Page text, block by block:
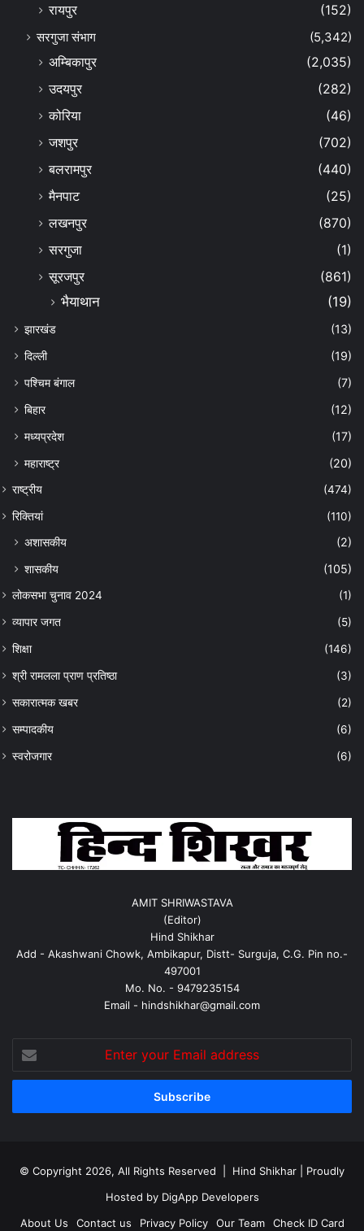
रायपुर
(152)
सरगुजा संभाग
(5,342)
अम्बिकापुर
(2,035)
उदयपुर
(282)
कोरिया
(46)
जशपुर
(702)
बलरामपुर
(440)
मैनपाट
(25)
लखनपुर
(870)
सरगुजा
(1)
सूरजपुर
(861)
भैयाथान (19)
झारखंड
(13)
दिल्ली
(19)
पश्चिम बंगाल
(7)
बिहार
(12)
मध्यप्रदेश
(17)
महाराष्ट्र
(20)
राष्ट्रीय (474)
रिक्तियां (110)
अशासकीय
(2)
शासकीय
(105)
लोकसभा चुनाव 2024 (1)
व्यापार जगत (5)
शिक्षा (146)
श्री रामलला प्राण प्रतिष्ठा (3)
सकारात्मक खबर (2)
सम्पादकीय (6)
स्वरोजगार (6)
AMIT SHRIWASTAVA
(Editor)
Hind Shikhar
Add - Akashwani Chowk, Ambikapur, Distt- Surguja, C.G. Pin no.-
497001
Mo. No. - 9479235154
Email - hindshikhar@gmail.com
your
Email
© Copyright 2026, All Rights Reserved | Hind Shikhar | Proudly
Hosted by DigApp Developers
About Us
Contact us Privacy Policy Our Team Check ID Card